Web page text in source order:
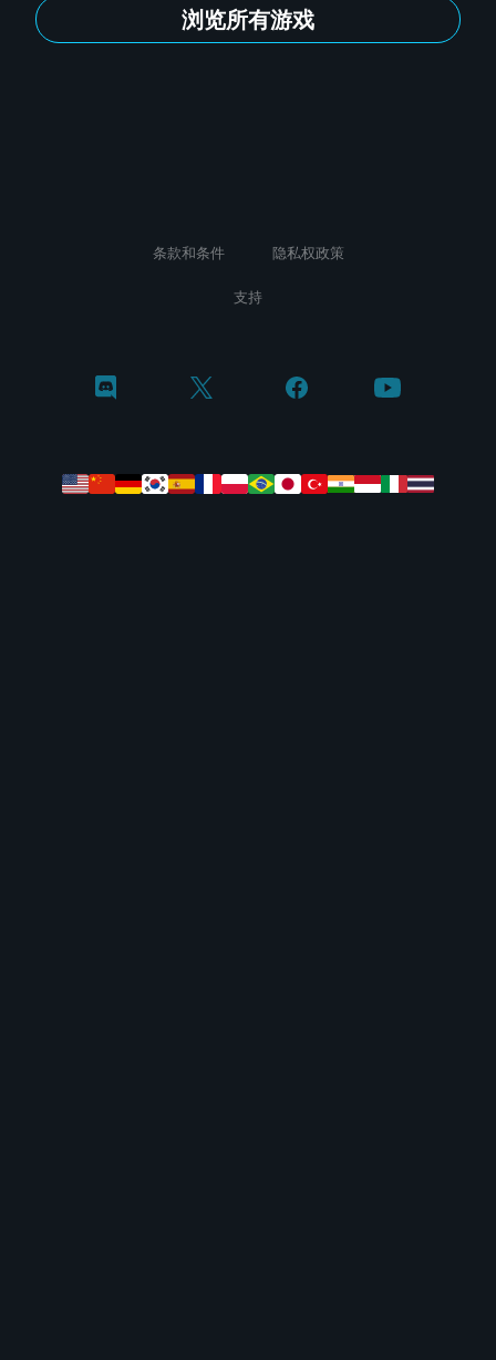
浏览所有游戏
条款和条件 隐私权政策
支持